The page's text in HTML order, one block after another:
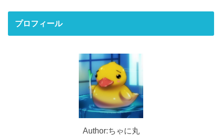
プロフィール
Author:ちゃに丸